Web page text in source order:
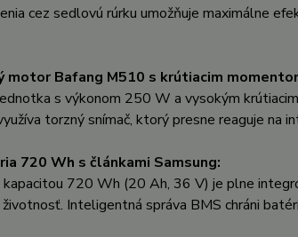
cez sedlovú rúrku umožňuje maximálne
motor Bafang M510 s krútiacim
s výkonom 250 W a vysokým
torzný snímač, ktorý presne reaguje na
720 Wh s článkami Samsung:
720 Wh (20 Ah, 36 V) je plne
Inteligentná správa BMS chráni